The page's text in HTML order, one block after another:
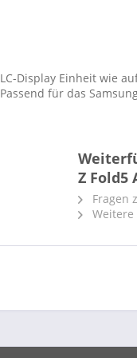
LC-Display Einheit wie
Passend für das
Z Fold5
Fragen
Weitere